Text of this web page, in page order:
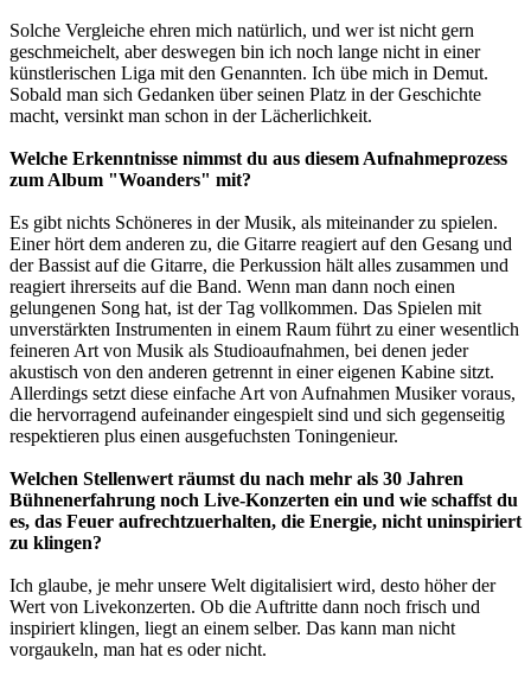
Solche Vergleiche ehren mich natürlich, und wer ist nicht gern
geschmeichelt, aber deswegen bin ich noch lange nicht in einer
künstlerischen Liga mit den Genannten. Ich übe mich in Demut.
Sobald man sich Gedanken über seinen Platz in der Geschichte
macht, versinkt man schon in der Lächerlichkeit.
Welche Erkenntnisse nimmst du aus diesem Aufnahmeprozess
zum Album "Woanders" mit?
Es gibt nichts Schöneres in der Musik, als miteinander zu spielen.
Einer hört dem anderen zu, die Gitarre reagiert auf den Gesang und
der Bassist auf die Gitarre, die Perkussion hält alles zusammen und
reagiert ihrerseits auf die Band. Wenn man dann noch einen
gelungenen Song hat, ist der Tag vollkommen. Das Spielen mit
unverstärkten Instrumenten in einem Raum führt zu einer wesentlich
feineren Art von Musik als Studioaufnahmen, bei denen jeder
akustisch von den anderen getrennt in einer eigenen Kabine sitzt.
Allerdings setzt diese einfache Art von Aufnahmen Musiker voraus,
die hervorragend aufeinander eingespielt sind und sich gegenseitig
respektieren plus einen ausgefuchsten Toningenieur.
Welchen Stellenwert räumst du nach mehr als 30 Jahren
Bühnenerfahrung noch Live-Konzerten ein und wie schaffst du
es, das Feuer aufrechtzuerhalten, die Energie, nicht uninspiriert
zu klingen?
Ich glaube, je mehr unsere Welt digitalisiert wird, desto höher der
Wert von Livekonzerten. Ob die Auftritte dann noch frisch und
inspiriert klingen, liegt an einem selber. Das kann man nicht
vorgaukeln, man hat es oder nicht.